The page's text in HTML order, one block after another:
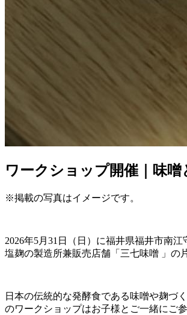
ワークショップ開催｜味
※掲載の写真はイメージです。
2026年5月31日（日）に福井県福井市南
塩麹の製造所兼販売店舗「三七味噌 」の
日本の伝統的な発酵食である味噌や麹づ
のワークショップはお子様とご一緒にご